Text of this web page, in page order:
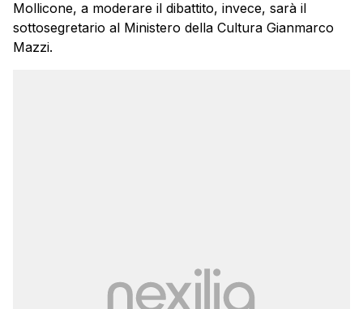
Mollicone, a moderare il dibattito, invece, sarà il
sottosegretario al Ministero della Cultura Gianmarco
Mazzi.